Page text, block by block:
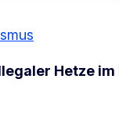
Hetze